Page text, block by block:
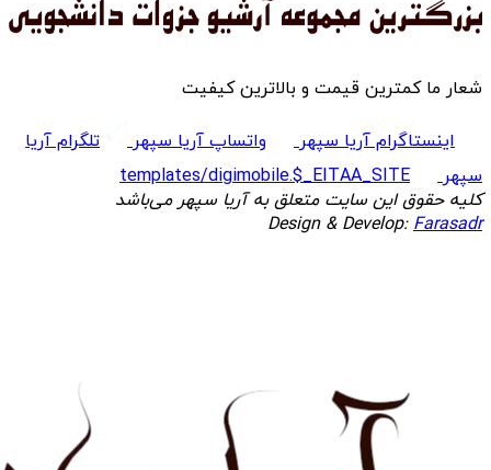
شعار ما کمترین قیمت و بالاترین کیفیت
اینستاگرام آریا سپهر واتساپ آریا سپهر
تلگرام آریا
سپهر
templates/digimobile.$_EITAA_SITE
کلیه حقوق این سایت متعلق به آریا سپهر می‌باشد
Design & Develop:Farasadr